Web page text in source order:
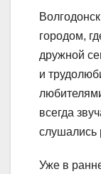
городом,
дружной
и
всегда
слушались
Уже в